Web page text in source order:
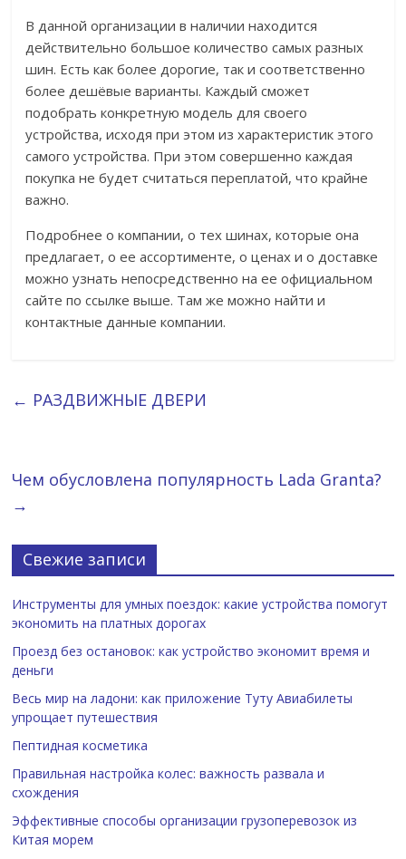
В данной организации в наличии находится
действительно большое количество самых разных
шин. Есть как более дорогие, так и соответственно
более дешёвые варианты. Каждый сможет
подобрать конкретную модель для своего
устройства, исходя при этом из характеристик этого
самого устройства. При этом совершенно каждая
покупка не будет считаться переплатой, что крайне
важно.
Подробнее о компании, о тех шинах, которые она
предлагает, о ее ассортименте, о ценах и о доставке
можно узнать непосредственно на ее официальном
сайте по ссылке выше. Там же можно найти и
контактные данные компании.
← РАЗДВИЖНЫЕ ДВЕРИ
Чем обусловлена популярность Lada Granta?
→
Свежие записи
Инструменты для умных поездок: какие устройства помогут
экономить на платных дорогах
Проезд без остановок: как устройство экономит время и
деньги
Весь мир на ладони: как приложение Туту Авиабилеты
упрощает путешествия
Пептидная косметика
Правильная настройка колес: важность развала и
схождения
Эффективные способы организации грузоперевозок из
Китая морем